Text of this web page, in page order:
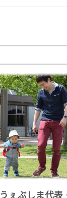
うぇぶしま代表